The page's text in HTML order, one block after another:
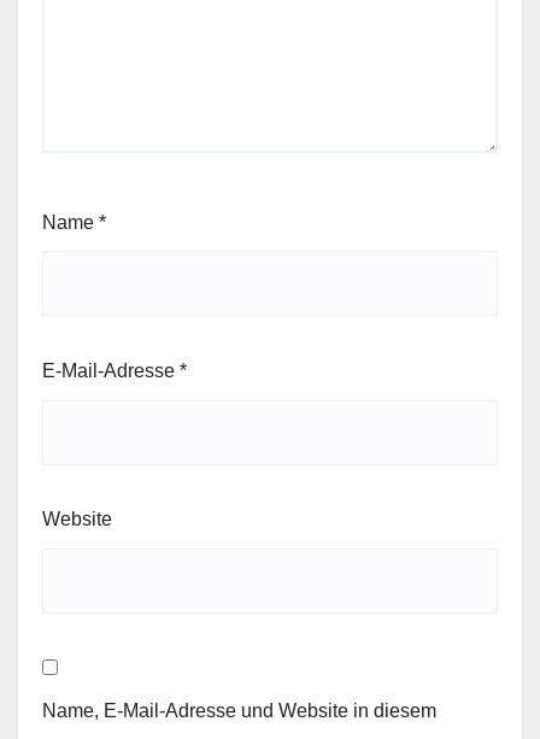
Name *
E-Mail-Adresse *
Website
Name, E-Mail-Adresse und Website in diesem